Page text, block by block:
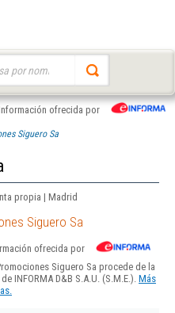
Información ofrecida por
Siguero Sa
propia | Madrid
Siguero Sa
ofrecida por
Siguero Sa procede de la
INFORMA D&B S.A.U. (S.M.E.). Más